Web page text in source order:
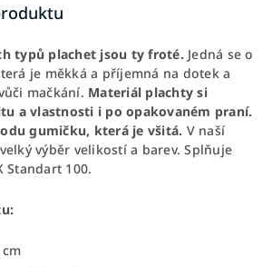
typů plachet jsou ty froté. Jedná se o
je měkká a příjemná na dotek a
mačkání. Materiál plachty si
a vlastnosti i po opakovaném praní.
gumičku, která je všitá. V naší
výběr velikostí a barev. Splňuje
Standart 100.
cm